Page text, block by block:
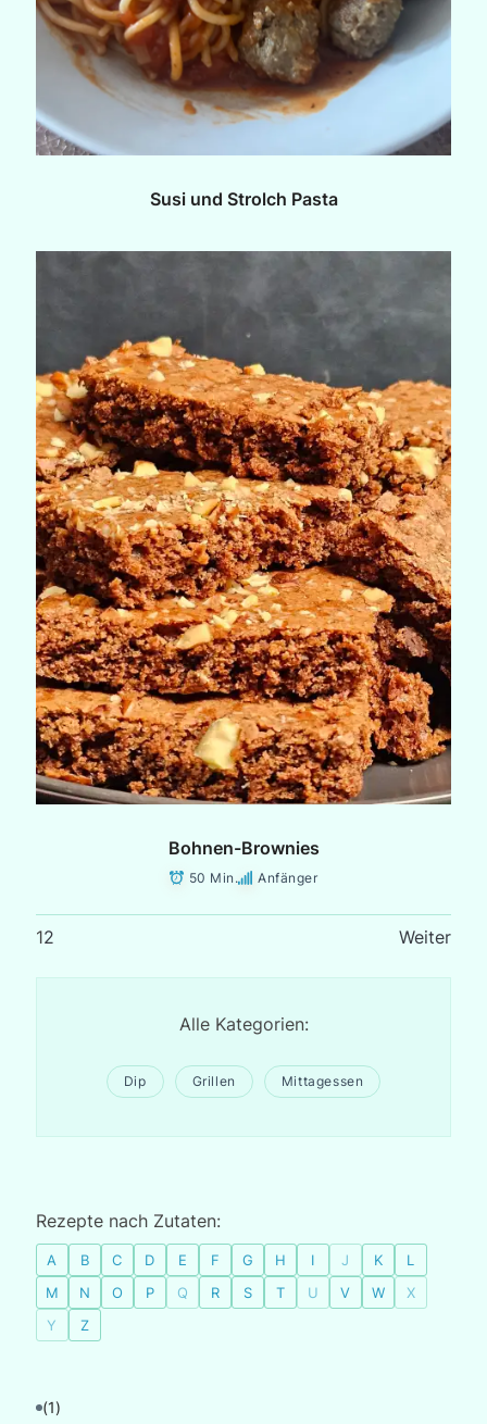
Susi und Strolch Pasta
Bohnen-Brownies
50 Min. Anfänger
12 Weiter
Alle Kategorien:
Dip Grillen Mittagessen
Rezepte nach Zutaten:
A B C D E F G H I J K
L
M
N O P Q R S T U V W
X
Y
Z
(1)